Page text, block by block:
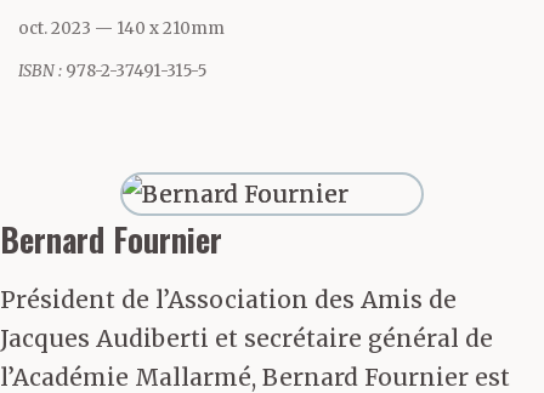
oct. 2023 — 140 x 210mm
ISBN : 978-2-37491-315-5
Bernard Fournier
Président de l’Association des Amis de
Jacques Audiberti et secrétaire général de
l’Académie Mallarmé, Bernard Fournier est